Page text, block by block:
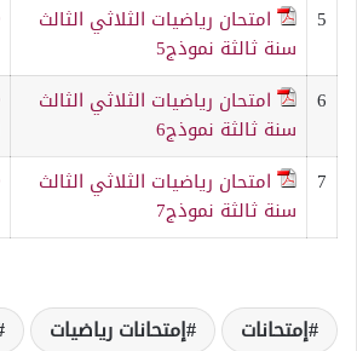
5
امتحان رياضيات الثلاثي الثالث
سنة ثالثة نموذج5
6
امتحان رياضيات الثلاثي الثالث
سنة ثالثة نموذج6
7
امتحان رياضيات الثلاثي الثالث
سنة ثالثة نموذج7
إمتحانات إمتحانات رياضيات